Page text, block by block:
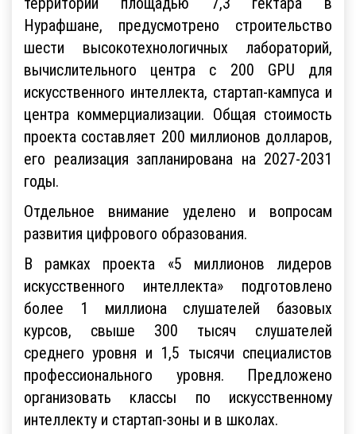
Нурафшане, предусмотрено строительство
шести высокотехнологичных лабораторий,
вычислительного центра с 200 GPU для
искусственного интеллекта, стартап-кампуса и
центра коммерциализации. Общая стоимость
проекта составляет 200 миллионов долларов,
его реализация запланирована на 2027-2031
годы.
Отдельное внимание уделено и вопросам
развития цифрового образования.
В рамках проекта «5 миллионов лидеров
искусственного интеллекта» подготовлено
более 1 миллиона слушателей базовых
курсов, свыше 300 тысяч слушателей
среднего уровня и 1,5 тысячи специалистов
профессионального уровня. Предложено
организовать классы по искусственному
интеллекту и стартап-зоны и в школах.